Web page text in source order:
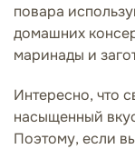
повара
домашних
маринады и
Интересно, что
насыщенный
Поэтому, если